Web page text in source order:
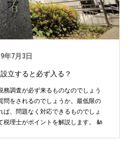
年7月3日
立すると必ず入る？
務調査が必ず来るものなのでしょう
問をされるのでしょうか。最低限の
ば、問題なく対応できるものでしょ
税理士がポイントを解説します。 &n